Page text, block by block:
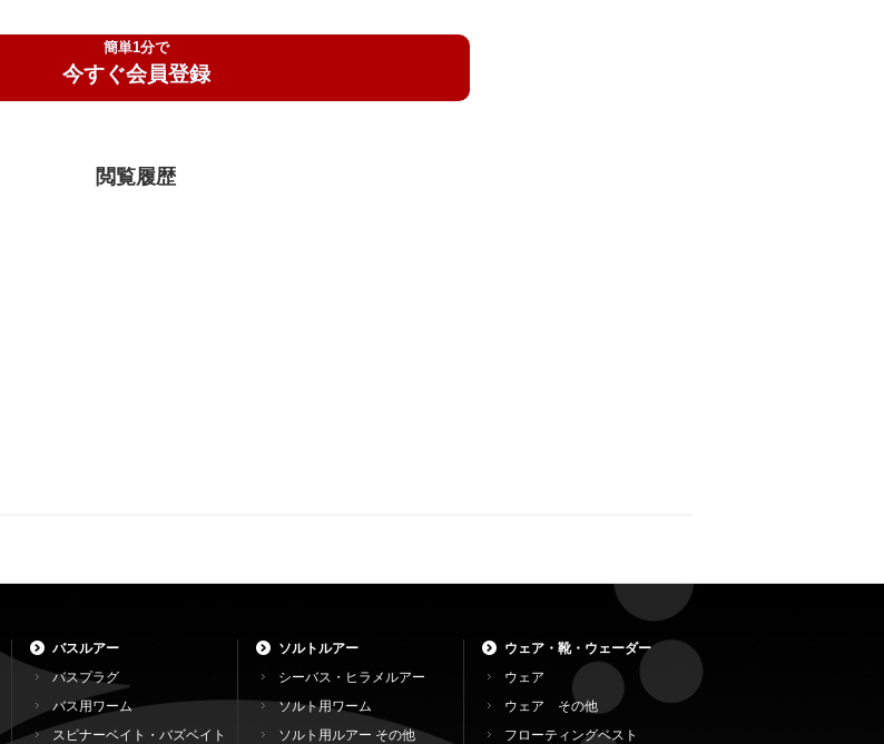
簡単1分で
今すぐ会員登録
閲覧履歴
バスルアー
バスプラグ
バス用ワーム
スピナーベイト・バズベイト
ソルトルアー
シーバス・ヒラメルアー
ソルト用ワーム
ソルト用ルアー その他
ウェア・靴・ウェーダー
ウェア
ウェア その他
フローティングベスト